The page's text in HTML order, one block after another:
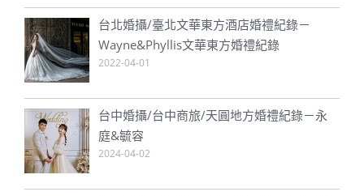
台北婚攝/臺北文華東方酒店婚禮紀錄－
Wayne&Phyllis文華東方婚禮紀錄
2022-04-01
台中婚攝/台中商旅/天圓地方婚禮紀錄－永
庭&毓容
2024-04-02